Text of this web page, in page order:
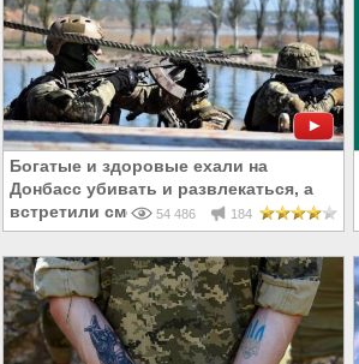
Богатые и здоровые ехали на
Донбасс убивать и развлекаться, а
встретили смерть54 486 184